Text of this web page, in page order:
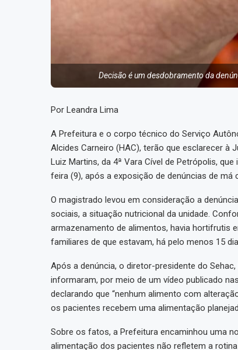
Decisão é um desdobramento da
Por Leandra Lima
A Prefeitura e o corpo técnico do Serviço
Alcides Carneiro (HAC), terão que esclarecer à
Luiz Martins, da 4ª Vara Cível de Petrópolis,
feira (9), após a exposição de denúncias de
O magistrado levou em consideração a
sociais, a situação nutricional da unidade.
armazenamento de alimentos, havia hortifrutis
familiares de que estavam, há pelo menos 15
Após a denúncia, o diretor-presidente do
informaram, por meio de um vídeo publicado
declarando que “nenhum alimento com
os pacientes recebem uma alimentação
Sobre os fatos, a Prefeitura encaminhou uma
alimentação dos pacientes não refletem a